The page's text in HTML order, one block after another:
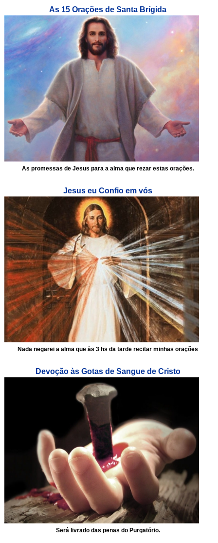
As 15 Orações de Santa Brígida
As promessas de Jesus para a alma que rezar estas orações.
Jesus eu Confio em vós
Nada negarei a alma que às 3 hs da tarde recitar minhas orações
Devoção às Gotas de Sangue de Cristo
Será livrado das penas do Purgatório.